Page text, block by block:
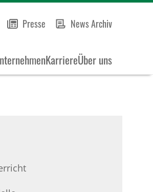
Presse News Archiv
KarriereÜber uns